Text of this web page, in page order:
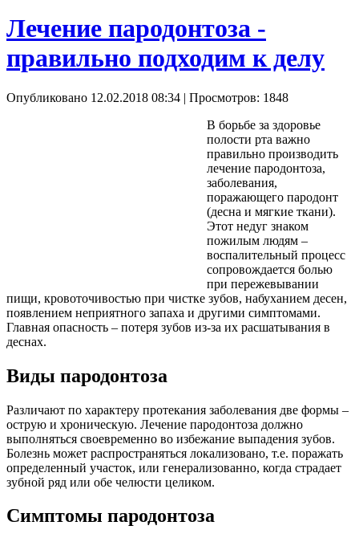
Лечение пародонтоза -
правильно подходим к делу
Опубликовано 12.02.2018 08:34 | Просмотров: 1848
В борьбе за здоровье
полости рта важно
правильно производить
лечение пародонтоза,
заболевания,
поражающего пародонт
(десна и мягкие ткани).
Этот недуг знаком
пожилым людям –
воспалительный процесс
сопровождается болью
при пережевывании
пищи, кровоточивостью при чистке зубов, набуханием десен,
появлением неприятного запаха и другими симптомами.
Главная опасность – потеря зубов из-за их расшатывания в
деснах.
Виды пародонтоза
Различают по характеру протекания заболевания две формы –
острую и хроническую. Лечение пародонтоза должно
выполняться своевременно во избежание выпадения зубов.
Болезнь может распространяться локализовано, т.е. поражать
определенный участок, или генерализованно, когда страдает
зубной ряд или обе челюсти целиком.
Симптомы пародонтоза